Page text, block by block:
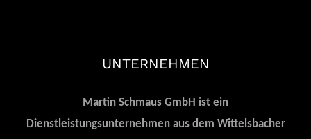
UNTERNEHMEN
Martin Schmaus GmbH ist ein
Dienstleistungsunternehmen aus dem Wittelsbacher